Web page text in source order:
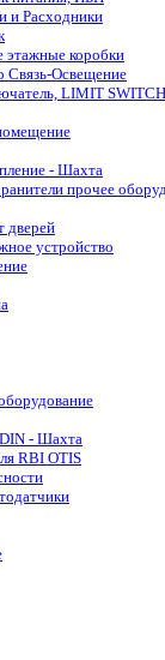
и Расходники
этажные коробки
Связь-Освещение
LIMIT SWITCH
- Шахта
прочее
дверей
устройство
- Шахта
RBI OTIS